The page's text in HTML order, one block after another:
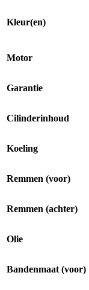
Kleur(en)
Motor
Garantie
Cilinderinhoud
Koeling
Remmen (voor)
Remmen (achter)
Olie
Bandenmaat (voor)